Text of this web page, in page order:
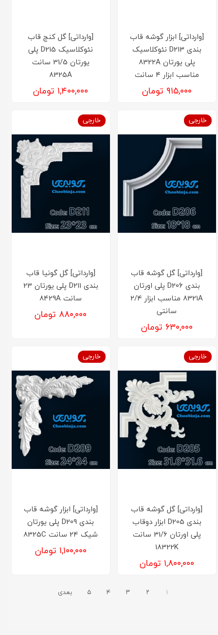
[وارداتی] ابزار گوشه قاب
بندی D213 نئوکلاسیک
پلی یورتان 8322A
مناسب ابزار ۴ سانت
۹۱۵,۰۰۰ تومان
[وارداتی] گل کنج قاب
نئوکلاسیک D215 پلی
یورتان 31/5 سانت
8325A
۱,۴۰۰,۰۰۰ تومان
[وارداتی] گل گوشه قاب
بندی D206 پلی اورتان
8321A مناسب ابزار ۲/۴
سانتی
۶۳۰,۰۰۰ تومان
خارجی
[وارداتی] گل گونیا قاب
بندی D211 پلی یورتان 23
سانت 8429A
۸۸۰,۰۰۰ تومان
خارجی
[وارداتی] گل گوشه قاب
بندی D205 ابزار دوقاب
پلی اورتان 31/6 سانت
18322K
۱,۸۰۰,۰۰۰ تومان
خارجی
[وارداتی] ابزار گوشه قاب
بندی D209 پلی یورتان
شیک 24 سانت 8325C
۱,۱۰۰,۰۰۰ تومان
خارجی
۱ ۲ ۳ ۴ ۵ بعدی